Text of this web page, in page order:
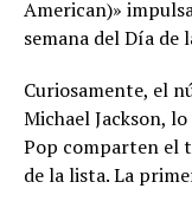
American)»
semana del Día de
Curiosamente, el
Michael Jackson,
Pop comparten el
de la lista. La